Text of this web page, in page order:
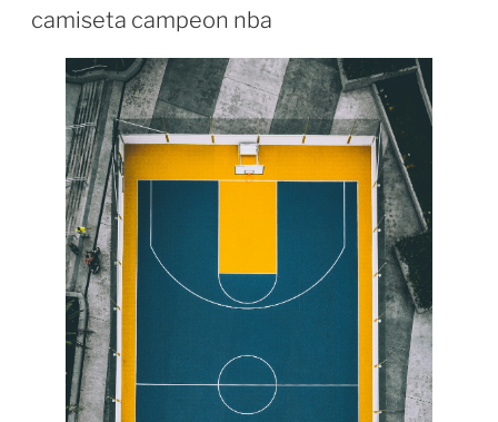
camiseta campeon nba